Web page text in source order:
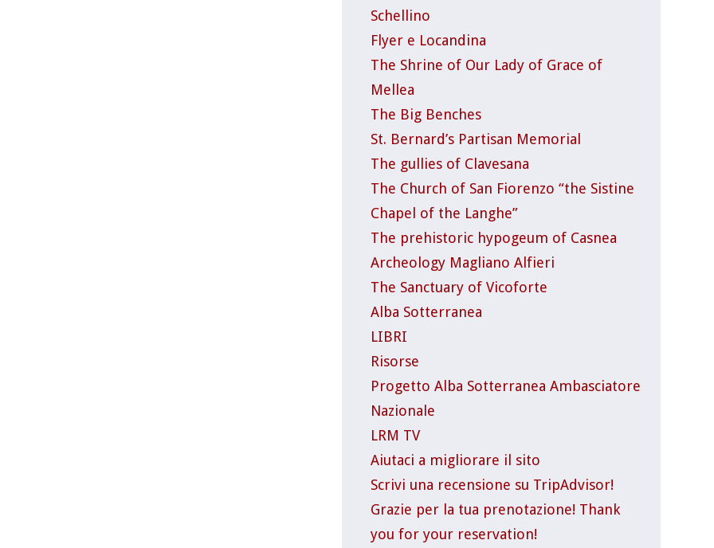
Schellino
Flyer e Locandina
The Shrine of Our Lady of Grace of
Mellea
The Big Benches
St. Bernard’s Partisan Memorial
The gullies of Clavesana
The Church of San Fiorenzo “the Sistine
Chapel of the Langhe”
The prehistoric hypogeum of Casnea
Archeology Magliano Alfieri
The Sanctuary of Vicoforte
Alba Sotterranea
LIBRI
Risorse
Progetto Alba Sotterranea Ambasciatore
Nazionale
LRM TV
Aiutaci a migliorare il sito
Scrivi una recensione su TripAdvisor!
Grazie per la tua prenotazione! Thank
you for your reservation!